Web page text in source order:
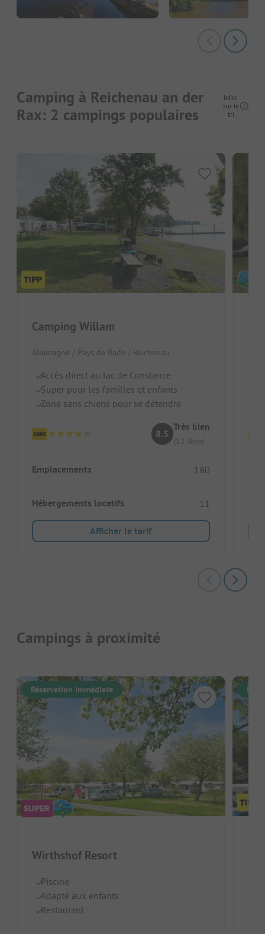
Camping à Reichenau an der
Rax: 2 campings populaires
Infos
sur le
tri
Camping Willam
Allemagne / Pays de Bade / Reichenau
Accès direct au lac de Constance
Super pour les familles et enfants
Zone sans chiens pour se détendre
8.5
Très bien
(12 Avis)
Emplacements 180
Hébergements locatifs 11
Afficher le tarif
Campings à proximité
Réservation immédiate
Wirthshof Resort
Piscine
Adapté aux enfants
Restaurant